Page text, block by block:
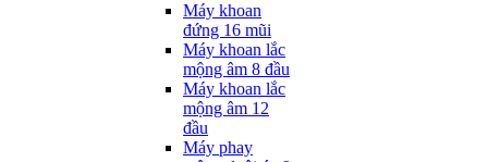
Máy khoan
đứng 16 mũi
Máy khoan lắc
mộng âm 8 đầu
Máy khoan lắc
mộng âm 12
đầu
Máy phay